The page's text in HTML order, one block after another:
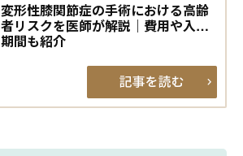
変形性膝関節症の手術における高齢
者リスクを医師が解説｜費用や入院
期間も紹介